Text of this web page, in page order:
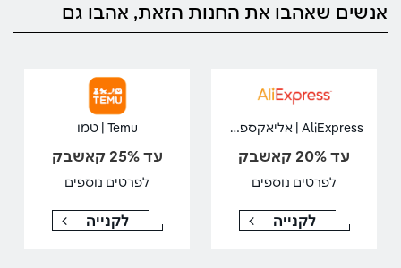
אנשים שאהבו את החנות הזאת, אהבו גם
AliExpress | אליאקספרס
עד 20% קאשבק
לפרטים נוספים
לקנייה
Temu | טמו
עד 25% קאשבק
לפרטים נוספים
לקנייה